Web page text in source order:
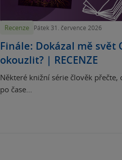
Recenze Pátek 31. července 2026
Finále: Dokázal mě svět
okouzlit? | RECENZE
Některé knižní série člověk
po čase...